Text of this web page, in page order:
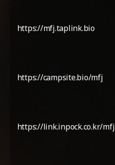
https://mfj.taplink.bio
https://campsite.bio/mfj
https://link.inpock.co.kr/mfj